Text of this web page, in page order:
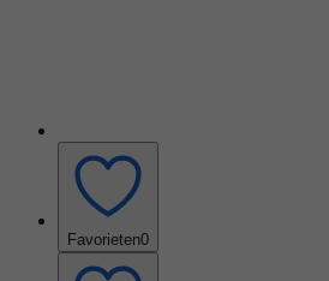
Favorieten0